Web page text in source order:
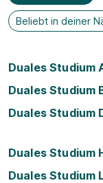
Beliebt in deiner
Duales Studium
Duales Studium
Duales Studium
Duales Studium
Duales Studium